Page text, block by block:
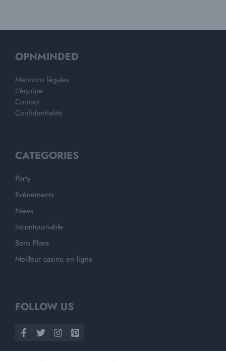
OPNMINDED
Mentions légales
L'équipe
Contact
Confidentialité
CATEGORIES
Party
Evènements
News
Incontournable
Bons Plans
Meilleur casino en ligne
FOLLOW US